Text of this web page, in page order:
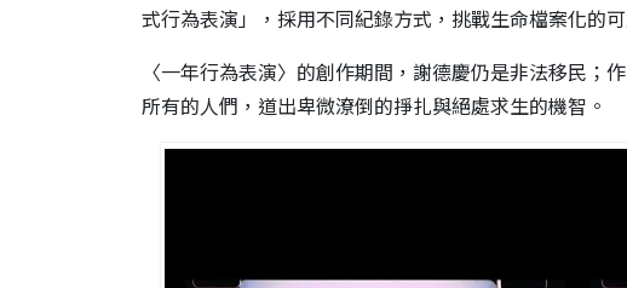
式行為表演」，採用不同紀錄方式，挑戰生命檔案化的
〈一年行為表演〉的創作期間， 謝德慶仍是非法移民；
所有的人們， 道出卑微潦倒的掙扎與絕處求生的機智。